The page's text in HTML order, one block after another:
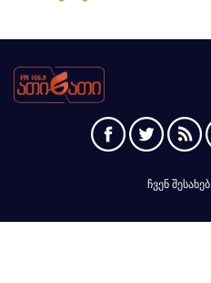
ჩვენ შესახებ